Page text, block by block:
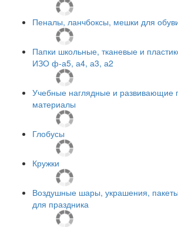
Пеналы, ланчбоксы, мешки для
Папки школьные, тканевые и
ИЗО ф-а5, а4, а3, а2
Учебные наглядные и развивающие
материалы
Глобусы
Кружки
Воздушные шары, украшения,
для праздника